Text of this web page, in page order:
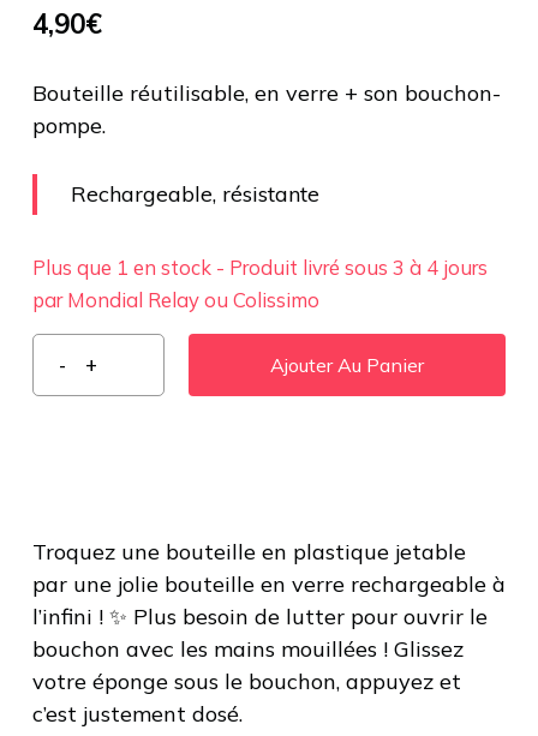
4,90€
Bouteille réutilisable, en verre + son bouchon-
pompe.
Rechargeable, résistante
Plus que 1 en stock - Produit livré sous 3 à 4 jours
par Mondial Relay ou Colissimo
Ajouter Au Panier
Troquez une bouteille en plastique jetable
par une jolie bouteille en verre rechargeable à
l’infini ! ✨ Plus besoin de lutter pour ouvrir le
bouchon avec les mains mouillées ! Glissez
votre éponge sous le bouchon, appuyez et
c’est justement dosé.